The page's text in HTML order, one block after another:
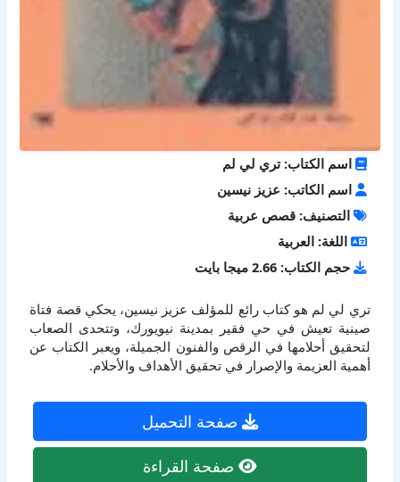
اسم الكتاب: تري لي لم
اسم الكاتب: عزيز نيسين
التصنيف: قصص عربية
اللغة: العربية
حجم الكتاب: 2.66 ميجا بايت
تري لي لم هو كتاب رائع للمؤلف عزيز نيسين، يحكي قصة فتاة
صينية تعيش في حي فقير بمدينة نيويورك، وتتحدى الصعاب
لتحقيق أحلامها في الرقص والفنون الجميلة، ويعبر الكتاب عن
أهمية العزيمة والإصرار في تحقيق الأهداف والأحلام.
صفحة التحميل
صفحة القراءة